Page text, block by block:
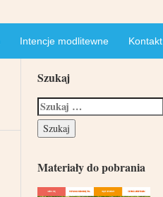
Intencje modlitewne Kontakt
Szukaj
Materiały do pobrania